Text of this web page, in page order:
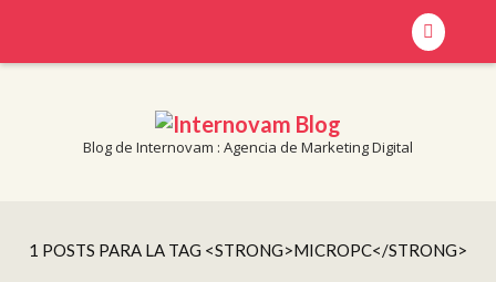
Blog de Internovam : Agencia de Marketing Digital
1 POSTS PARA LA TAG <STRONG>MICROPC</STRONG>